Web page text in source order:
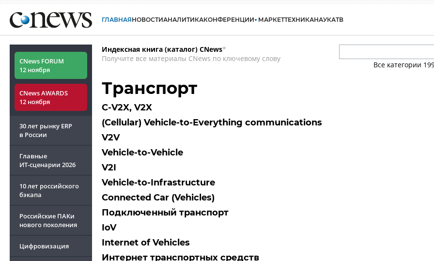
ГЛАВНАЯНОВОСТИАНАЛИТИКАКОНФЕРЕНЦИИ МАРКЕТТЕХНИКАНАУКАТВ
CNews FORUM
12 ноября
CNews AWARDS
12 ноября
30 лет рынку ERP
в России
Главные
ИТ-сценарии 2026
10 лет российского
бэкапа
Российские ПАКи
нового поколения
Цифровизация
Индексная книга (каталог) CNews*
Получите все материалы CNews по ключевому слову
Все категории
Транспорт
C-V2X, V2X
(Cellular) Vehicle-to-Everything communications
V2V
Vehicle-to-Vehicle
V2I
Vehicle-to-Infrastructure
Connected Car (Vehicles)
Подключенный транспорт
IoV
Internet of Vehicles
Интернет транспортных средств